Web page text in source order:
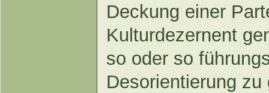
Deckung einer
Kulturdezernent
so oder so
Desorientierung